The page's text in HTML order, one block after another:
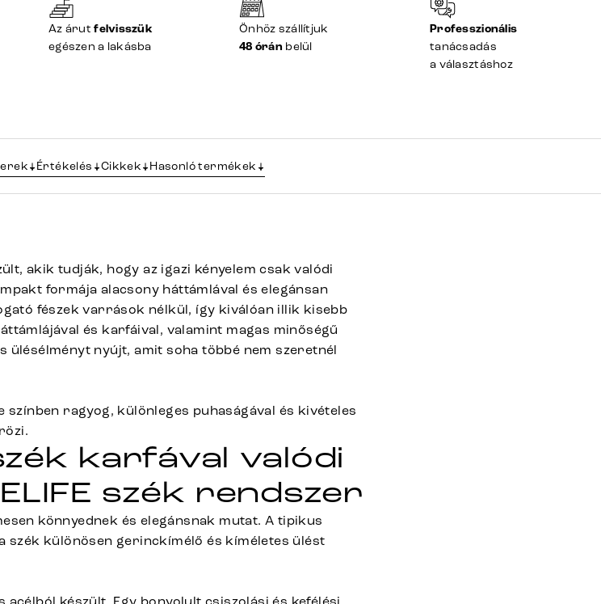
Az árutfelvisszük
egészen a lakásba
Önhöz szállítjuk
48 órán belül
Professzionális
tanácsadás
a választáshoz
Értékelés Cikkek Hasonló termékek
akik tudják, hogy az igazi kényelem csak valódi
formája alacsony háttámlával és elegánsan
fészek varrások nélkül, így kiválóan illik kisebb
és karfáival, valamint magas minőségű
ülésélményt nyújt, amit soha többé nem szeretnél
ragyog, különleges puhaságával és kivételes
karfával valódi
szék rendszer
könnyednek és elegánsnak mutat. A tipikus
szék különösen gerinckímélő és kíméletes ülést